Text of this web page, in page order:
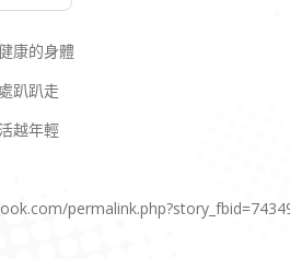
康的身體
趴趴走
越年輕